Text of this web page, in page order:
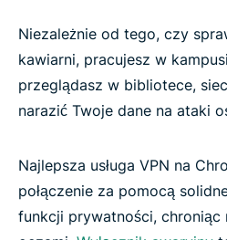
Niezależnie od tego, czy
kawiarni, pracujesz w
przeglądasz w bibliotece,
narazić Twoje dane na ataki
Najlepsza usługa VPN na
połączenie za pomocą
funkcji prywatności, chroniąc